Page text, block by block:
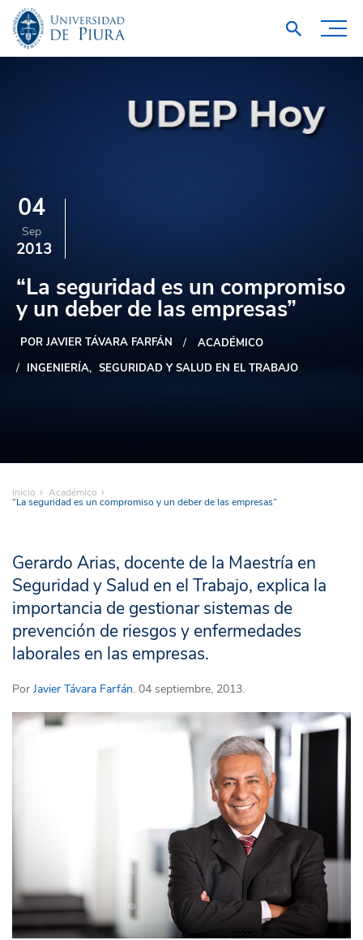
04
Sep
2013
“La seguridad es un compromiso
y un deber de las empresas”
POR JAVIER TÁVARA FARFÁN
ACADÉMICO
INGENIERÍA
SEGURIDAD Y SALUD EN EL TRABAJO
Inicio Académico
“La seguridad es un compromiso y un deber de las empresas”
Gerardo Arias, docente de la Maestría en
Seguridad y Salud en el Trabajo, explica la
importancia de gestionar sistemas de
prevención de riesgos y enfermedades
laborales en las empresas.
Por Javier Távara Farfán. 04 septiembre, 2013.